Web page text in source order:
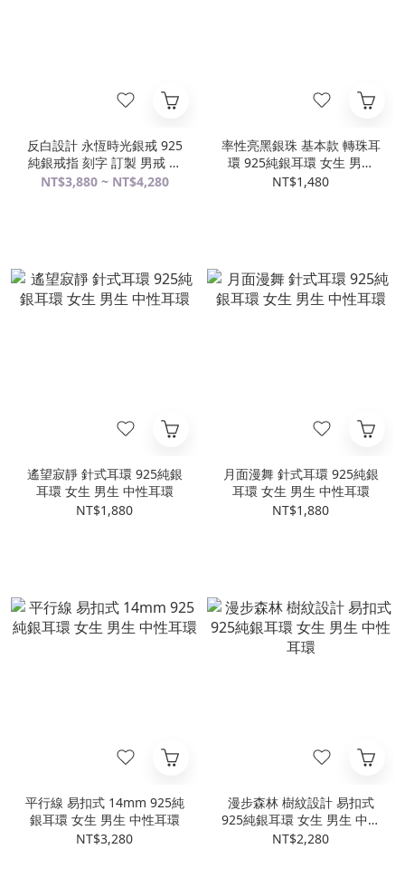
反白設計 永恆時光銀戒 925
純銀戒指 刻字 訂製 男戒 女
戒 姓名戒指
NT$3,880 ~ NT$4,280
率性亮黑銀珠 基本款 轉珠耳
環 925純銀耳環 女生 男生
中性耳環
NT$1,480
遙望寂靜 針式耳環 925純銀
耳環 女生 男生 中性耳環
NT$1,880
月面漫舞 針式耳環 925純銀
耳環 女生 男生 中性耳環
NT$1,880
平行線 易扣式 14mm 925純
銀耳環 女生 男生 中性耳環
NT$3,280
漫步森林 樹紋設計 易扣式
925純銀耳環 女生 男生 中性
耳環
NT$2,280